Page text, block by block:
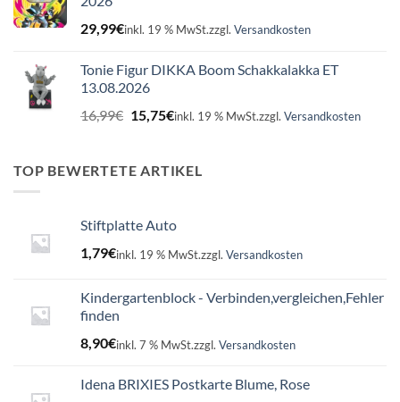
29,99€inkl. 19 % MwSt.zzgl. Versandkosten
Tonie Figur DIKKA Boom Schakkalakka ET
13.08.2026
16,99€ Ursprünglicher
Preis
16,99€
15,75€Aktueller
15,75€.
inkl. 19 % MwSt.zzgl. Versandkosten
TOP BEWERTETE ARTIKEL
Stiftplatte Auto
1,79€inkl. 19 % MwSt.zzgl. Versandkosten
Kindergartenblock - Verbinden,vergleichen,Fehler
finden
8,90€inkl. 7 % MwSt.zzgl. Versandkosten
Idena BRIXIES Postkarte Blume, Rose